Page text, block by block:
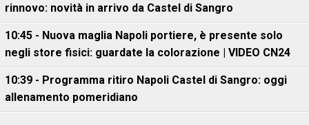
rinnovo: novità in arrivo da Castel di Sangro
10:45 - Nuova maglia Napoli portiere, è presente solo
negli store fisici: guardate la colorazione | VIDEO CN24
10:39 - Programma ritiro Napoli Castel di Sangro: oggi
allenamento pomeridiano